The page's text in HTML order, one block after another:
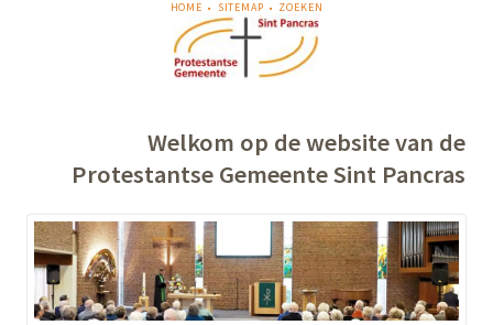
NAVIGATIE
OVERSLAAN
HOME SITEMAP ZOEKEN
Welkom op de website van de
Protestantse Gemeente Sint Pancras